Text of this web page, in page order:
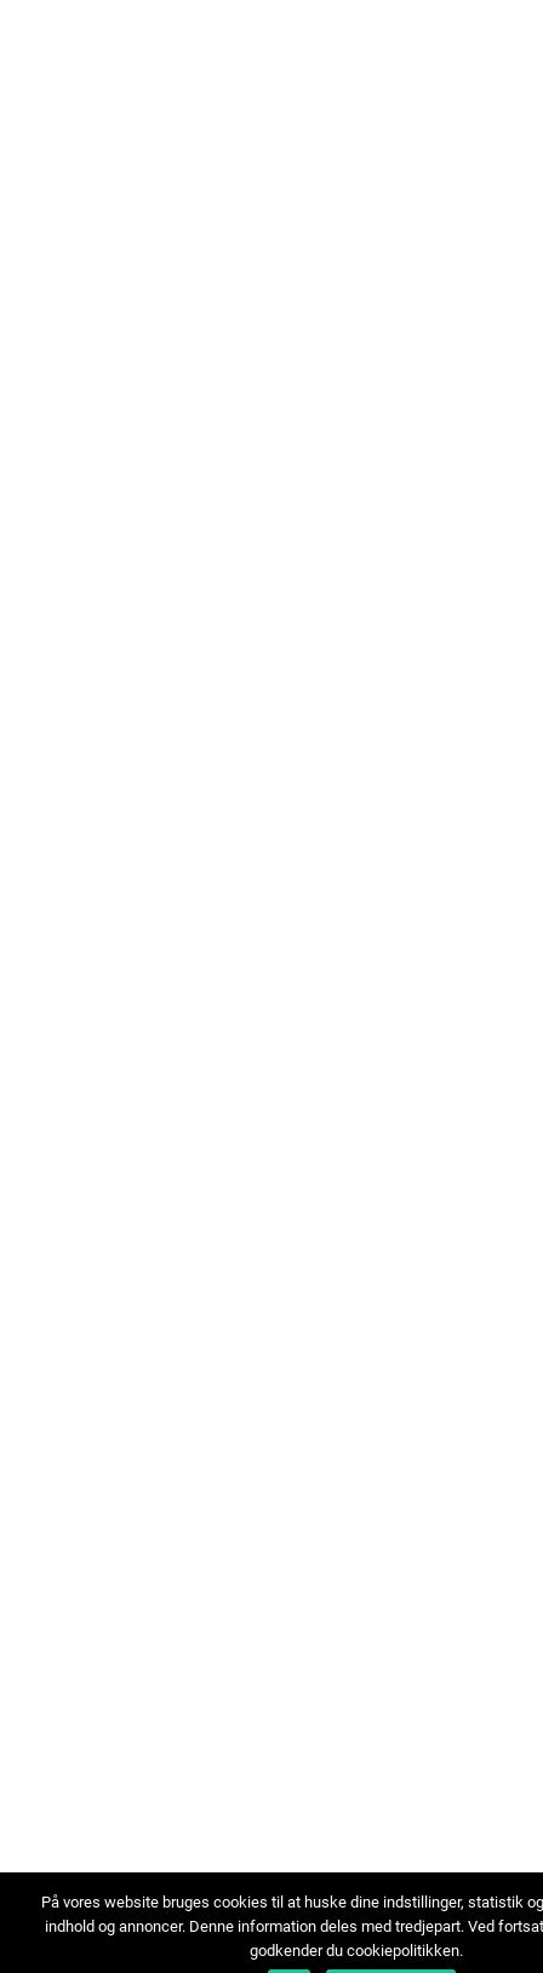
På vores website bruges cookies til at huske dine indstillinger, statistik
indhold og annoncer. Denne information deles med tredjepart. Ved
godkender du cookiepolitikken.